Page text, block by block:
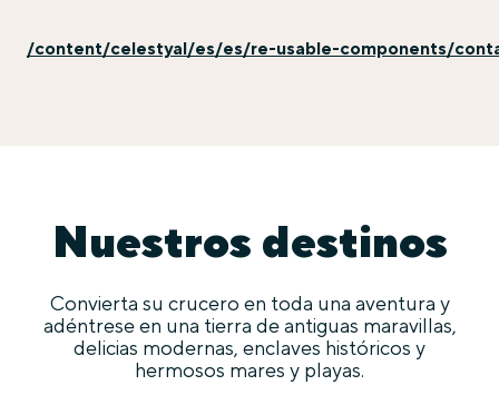
/content/celestyal/es/es/re-usable-components/
Nuestros destinos
Convierta su crucero en toda una aventura y
adéntrese en una tierra de antiguas maravillas,
delicias modernas, enclaves históricos y
hermosos mares y playas.